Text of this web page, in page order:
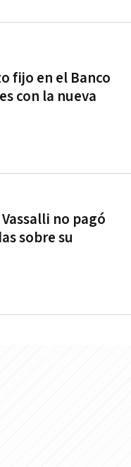
fijo en el Banco
con la nueva
no pagó
sobre su